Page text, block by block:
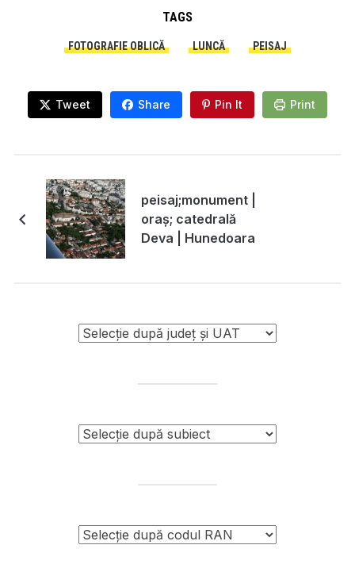
TAGS
FOTOGRAFIE OBLICĂ LUNCĂ PEISAJ
Tweet Share Pin It Print
peisaj;monument |
oraș; catedrală
Deva | Hunedoara